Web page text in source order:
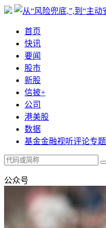
首页
快讯
要闻
股市
新股
信披+
公司
港美股
数据
基金金融视听评论专题
公众号